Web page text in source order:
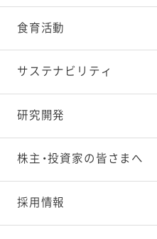
食育活動
サステナビリティ
研究開発
株主・投資家の皆さまへ
採用情報